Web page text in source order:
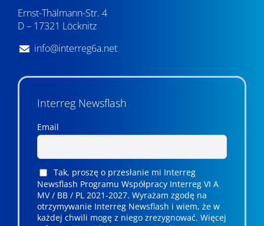
Ernst-Thälmann-Str. 4
D – 17321 Löcknitz
info@interreg6a.net
Interreg Newsflash
Email
Tak, proszę o przesłanie mi Interreg
Newsflash Programu Współpracy Interreg VI A
MV / BB / PL 2021-2027. Wyrażam zgodę na
otrzymywanie Interreg Newsflash i wiem, że w
każdej chwili mogę z niego zrezygnować. ­­Więcej